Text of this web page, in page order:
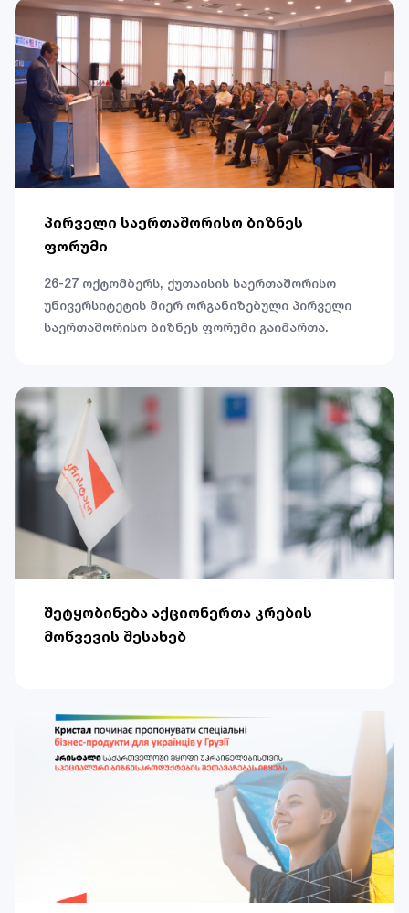
პირველი საერთაშორისო ბიზნეს
ფორუმი
26-27 ოქტომბერს, ქუთაისის საერთაშორისო
უნივერსიტეტის მიერ ორგანიზებული პირველი
საერთაშორისო ბიზნეს ფორუმი გაიმართა.
შეტყობინება აქციონერთა კრების
მოწვევის შესახებ